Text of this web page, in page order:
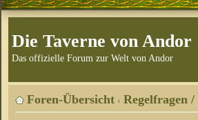
Die Taverne von Andor
Das offizielle Forum zur Welt von Andor
Foren-Übersicht ‹ Regelfragen